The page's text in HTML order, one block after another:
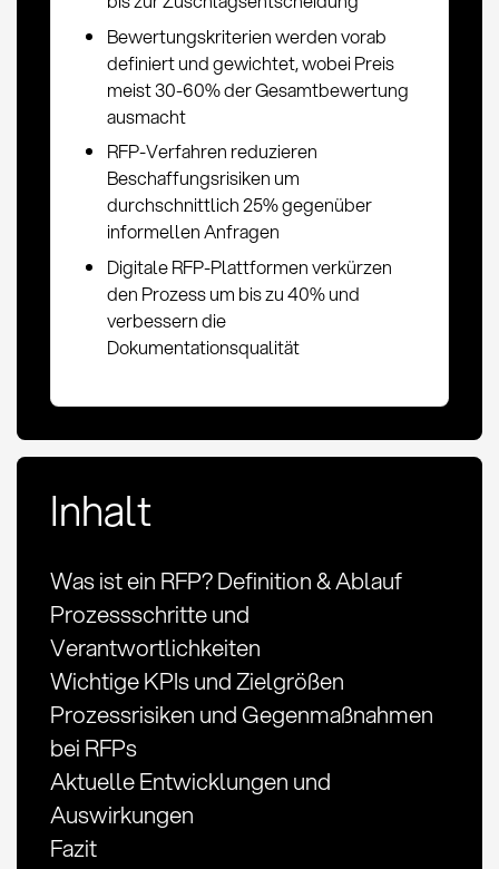
Bewertungskriterien werden vorab
definiert und gewichtet, wobei Preis
meist 30-60% der Gesamtbewertung
ausmacht
RFP-Verfahren reduzieren
Beschaffungsrisiken um
durchschnittlich 25% gegenüber
informellen Anfragen
Digitale RFP-Plattformen verkürzen
den Prozess um bis zu 40% und
verbessern die
Dokumentationsqualität
Inhalt
Was ist ein RFP? Definition & Ablauf
Prozessschritte und
Verantwortlichkeiten
Wichtige KPIs und Zielgrößen
Prozessrisiken und Gegenmaßnahmen
bei RFPs
Aktuelle Entwicklungen und
Auswirkungen
Fazit